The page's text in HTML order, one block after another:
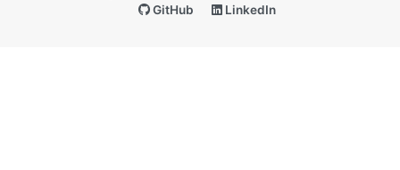
GitHub
LinkedIn